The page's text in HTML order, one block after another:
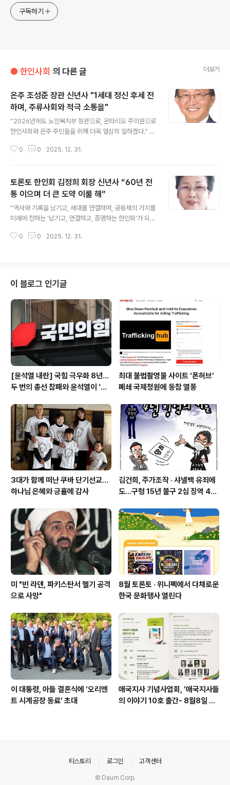
구독하기
● 한인사회 의 다른 글 더보기
온주 조성준 장관 신년사 "1세대 정신 후세 전
하며, 주류사회와 적극 소통을"
“2026년에도 노인복지부 장관으로, 온타리오 주의원으로
한인사회와 온주 주민들을 위해 더욱 열심히 일하겠다.” 조
에 건강과 행복을 기원한다고 밝혔다.조 장관은 신년사를
음과 응원이 있었기 때문”이라며 “이민 1세대 원로 여러분
께 깊은 존경과 감사를 드린다”고 인사했다. 조 장관은 이
어 새해 한인사회에 소망과 부탁이 있다면서 ▲우리의 보
물인 1세대의 정신을 후세에게 전해야 하고, ▲한인사회가
세대와 단체를 넘어 더 크게 연대 협력한다면 훨씬 더 큰 영
향력을 발휘할 수 있으며, ▲주류사회와의 적극적인 소통
0 0 2025. 12. 31.
토론토 한인회 김정희 회장 신년사 “60년 전
통 이으며 더 큰 도약 이룰 해”
“역사와 기록을 남기고, 세대를 연결하며, 공동체의 가치를
미래에 전하는 ‘남기고, 연결하고, 증명하는 한인회’가 되겠
신년사를 통해 “2026년은 한인회의 60년 전통과 성과를
획을 밝혔다. 다음은 김 회장의 2026년 신년사 전문이
다."말보다 실적으로"2026년, 한인회 새해 다짐 존경하는
토론토 한인 동포 여러분, 희망찬 새해를 맞아 가정마다 건
강과 평안이 가득하기를 기원합니다 지난 한 해, 한인회는
재정 정상화와 투명한운영, 청소년.교육,문화사업확대를
통해 말보다 실적으..
0 0 2025. 12. 31.
이 블로그 인기글
[윤석열 내란] 국힘 극우화 8년…
두 번의 총선 참패와 윤석열이 ‘폭
최대 불법촬영물 사이트 ‘폰허브’
폐쇄 국제청원에 동참 열풍
3대가 함께 떠난 쿠바 단기선교...
하나님 은혜와 긍휼에 감사
김건희, 주가조작 · 샤넬백 유죄에
도…구형 15년 불구 2심 징역 4년
미 "빈 라덴, 파키스탄서 헬기 공격
으로 사망"
8월 토론토 · 위니펙에서 다채로운
한국 문화행사 열린다
이 대통령, 아들 결혼식에 ‘오리엔
트 시계공장 동료’ 초대
애국지사 기념사업회, ’애국지사들
의 이야기 10호 출간- 8월8일 출
티스토리 로그인 고객센터
© Daum Corp.